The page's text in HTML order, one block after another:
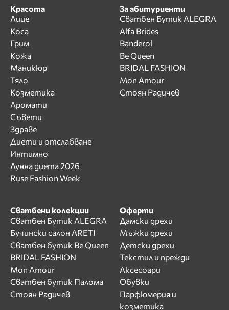
Красота
Лице
Коса
Грим
Кожа
Маникюр
Тяло
Козметика
Аромати
Съвети
Здраве
Диети и отслабване
Интимно
Лунна диета 2026
Ruse Fashion Week
За абитуриенти
Сватбен Бутик ALEGRA
Alfa Brides
Banderol
Be Queen
BRIDAL FASHION
Mon Amour
Стоян Радичев
Сватбени колекции
Сватбен Бутик ALEGRA
Бучински салон ARETI
Сватбен бутик Be Queen
BRIDAL FASHION
Mon Amour
Сватбен бутик Палома
Стоян Радичев
Оферти
Дамски дрехи
Мъжки дрехи
Детски дрехи
Текстил и прежди
Аксесоари
Обувки
Парфюмерия и
козметика